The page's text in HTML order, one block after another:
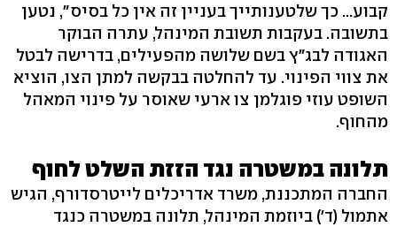
קבוע... כך שלטענותייך בעניין זה אין כל בסיס", נטען
בתשובה. בעקבות תשובת המינהל, עתרה הבוקר
האגודה לבג"ץ בשם שלושה מהפעילים, בדרישה לבטל
את צווי הפינוי. עד להחלטה בבקשה למתן הצו, הוציא
השופט עוזי פוגלמן צו ארעי שאוסר על פינוי המאהל
מהחוף.
תלונה במשטרה נגד הזזת השלט לחוף
החברה המתכננת, משרד אדריכלים לייטרסדורף, הגיש
אתמול (ד') ביוזמת המינהל, תלונה במשטרה כנגד